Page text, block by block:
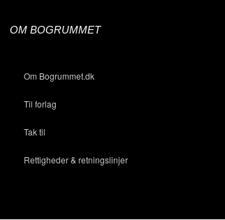
OM BOGRUMMET
Om Bogrummet.dk
Til forlag
Tak til
Rettigheder & retningslinjer